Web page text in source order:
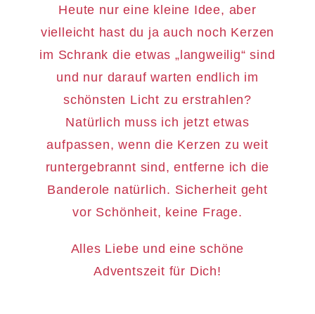
Heute nur eine kleine Idee, aber
vielleicht hast du ja auch noch Kerzen
im Schrank die etwas „langweilig“ sind
und nur darauf warten endlich im
schönsten Licht zu erstrahlen?
Natürlich muss ich jetzt etwas
aufpassen, wenn die Kerzen zu weit
runtergebrannt sind, entferne ich die
Banderole natürlich. Sicherheit geht
vor Schönheit, keine Frage.
Alles Liebe und eine schöne
Adventszeit für Dich!